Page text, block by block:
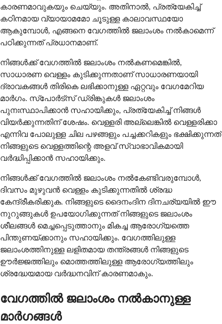
കാരണമാവുകയും ചെയ്യും. അതിനാൽ, പ്രത്യേകിച്ച്
കഠിനമായ വ്യായാമമോ ചൂടുള്ള കാലാവസ്ഥയോ
ആകുമ്പോൾ, എങ്ങനെ വേഗത്തിൽ ജലാംശം നൽകാമെന്ന്
പഠിക്കുന്നത് പ്രധാനമാണ്.
നിങ്ങൾക്ക് വേഗത്തിൽ ജലാംശം നൽകണമെങ്കിൽ,
സാധാരണ വെള്ളം കുടിക്കുന്നതാണ് സാധാരണയായി
ദ്രാവകങ്ങൾ തിരികെ ലഭിക്കാനുള്ള ഏറ്റവും വേഗമേറിയ
മാർഗം. സ്പോർട്സ് ഡ്രിങ്കുകൾ ജലാംശം
പുനഃസ്ഥാപിക്കാൻ സഹായിക്കും, പ്രത്യേകിച്ച് നിങ്ങൾ
വിയർക്കുന്നതിന് ശേഷം. വെള്ളരി അല്ലെങ്കിൽ വെള്ളരിക്കാ
എന്നിവ പോലുള്ള ചില പഴങ്ങളും പച്ചക്കറികളും ഭക്ഷിക്കുന്നത്
നിങ്ങളുടെ വെള്ളത്തിന്റെ അളവ് സ്വാഭാവികമായി
വർദ്ധിപ്പിക്കാൻ സഹായിക്കും.
നിങ്ങൾക്ക് വേഗത്തിൽ ജലാംശം നൽകേണ്ടിവരുമ്പോൾ,
ദിവസം മുഴുവൻ വെള്ളം കുടിക്കുന്നതിൽ ശ്രദ്ധ
കേന്ദ്രീകരിക്കുക. നിങ്ങളുടെ ദൈനംദിന ദിനചര്യയിൽ ഈ
നുറുങ്ങുകൾ ഉപയോഗിക്കുന്നത് നിങ്ങളുടെ ജലാംശം
ശീലങ്ങൾ മെച്ചപ്പെടുത്താനും മികച്ച ആരോഗ്യത്തെ
പിന്തുണയ്ക്കാനും സഹായിക്കും. വേഗത്തിലുള്ള
ജലാംശത്തിനുള്ള ലളിതമായ തന്ത്രങ്ങൾ നിങ്ങളുടെ
ഊർജ്ജത്തിലും മൊത്തത്തിലുള്ള ആരോഗ്യത്തിലും
ശ്രദ്ധേയമായ വർദ്ധനവിന് കാരണമാകും.
വേഗത്തിൽ ജലാംശം നൽകാനുള്ള
മാർഗങ്ങൾ